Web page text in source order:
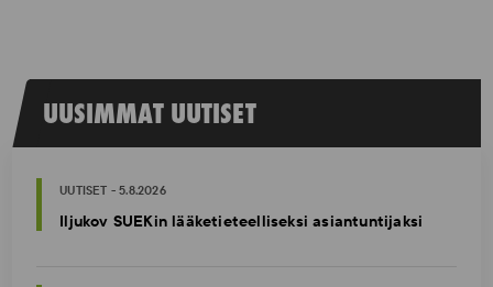
UUSIMMAT UUTISET
UUTISET - 5.8.2026
Iljukov SUEKin lääketieteelliseksi asiantuntijaksi